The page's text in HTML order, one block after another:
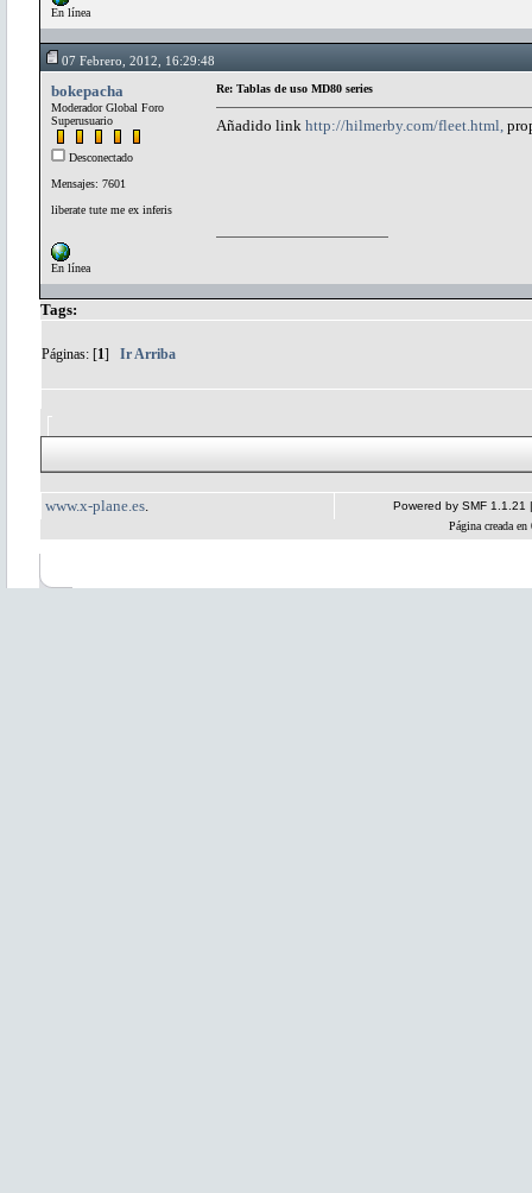
En línea
07 Febrero, 2012, 16:29:48
bokepacha
Moderador Global Foro
Superusuario
Desconectado
Mensajes: 7601
liberate tute me ex inferis
En línea
Re: Tablas de uso MD80 series
Añadido link http://hilmerby.com/fleet.html,
Tags:
Páginas: [1] Ir Arriba
www.x-plane.es Powered by SMF 1.1.21
Página creada